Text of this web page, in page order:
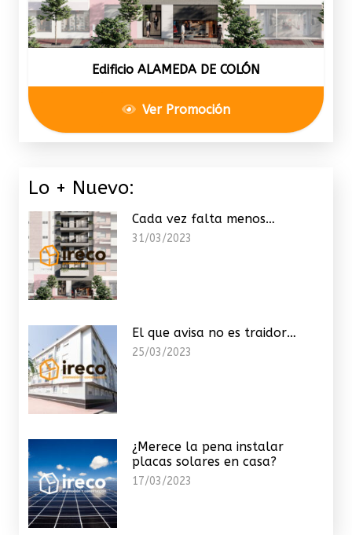
Edificio ALAMEDA DE COLÓN
Ver Promoción
Lo + Nuevo:
Cada vez falta menos…
31/03/2023
El que avisa no es traidor…
25/03/2023
¿Merece la pena instalar
placas solares en casa?
17/03/2023